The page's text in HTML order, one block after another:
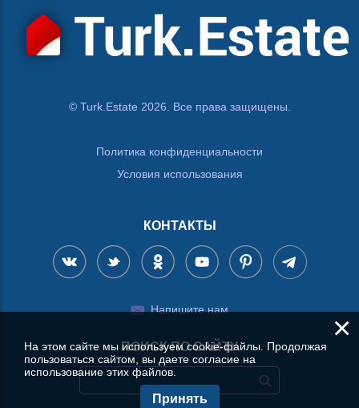
© Turk.Estate 2026. Все права защищены.
Политика конфиденциальности
Условия использования
КОНТАКТЫ
Напишите нам
ПОИСК ПО САЙТУ
×
На этом сайте мы используем cookie-файлы. Продолжая
пользоваться сайтом, вы даете согласие на
использование этих файлов.
Принять